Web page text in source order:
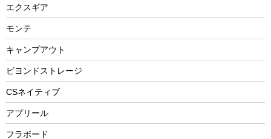
ランチョンマット
ランチボックス
ビーチテント
ウィンター
スノーシュー
防寒ウェア
トレッキング
エクスギア
モンテ
キャンプアウト
ビヨンドストレージ
CSネイティブ
アプリール
フラボード